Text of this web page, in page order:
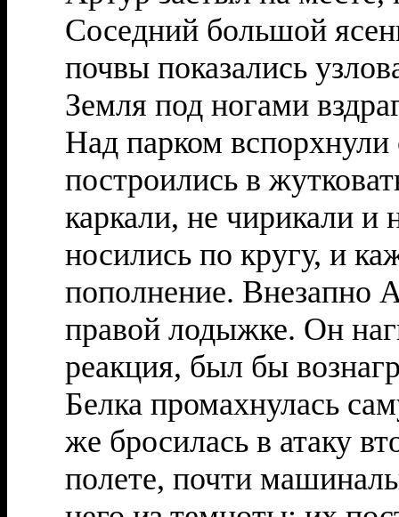
Соседний большой
почвы показались
Земля под ногами
Над парком вспорхнули
построились в
каркали, не чирикали и
носились по кругу, и
пополнение. Внезапно
правой лодыжке. Он
реакция, был бы
Белка промахнулась
же бросилась в атаку
полете, почти